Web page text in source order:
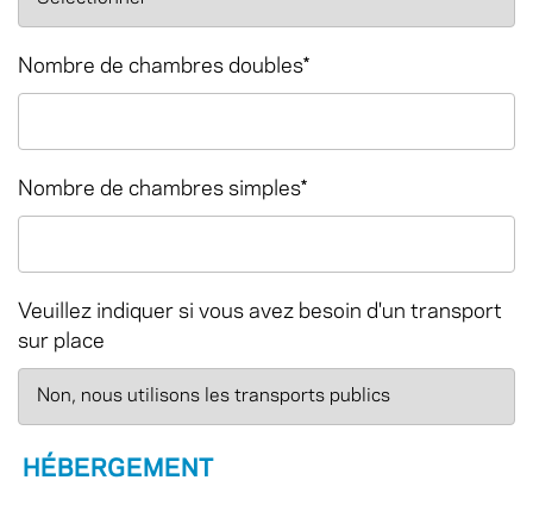
Nombre de chambres doubles*
Nombre de chambres simples*
Veuillez indiquer si vous avez besoin d'un transport
sur place
HÉBERGEMENT